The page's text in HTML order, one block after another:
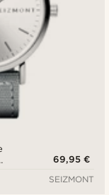
69,95 €
SEIZMONT